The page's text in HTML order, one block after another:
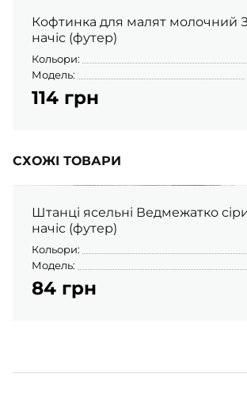
Кофтинка для малят молочний
начіс (футер)
Кольори:
Модель:
114 грн
СХОЖІ ТОВАРИ
Штанці ясельні Ведмежатко
начіс (футер)
Кольори:
Модель:
84 грн